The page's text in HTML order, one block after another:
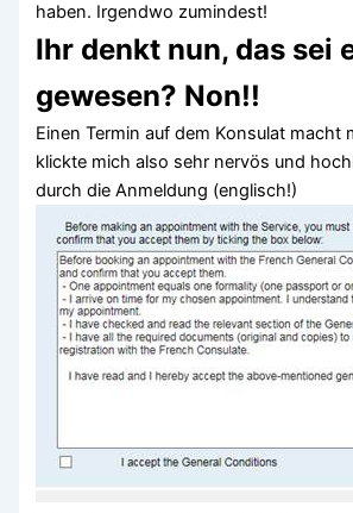
haben. Irgendwo zumindest!
Ihr denkt nun, das sei
gewesen? Non!!
Einen Termin auf dem Konsulat macht
klickte mich also sehr nervös und
durch die Anmeldung (englisch!)